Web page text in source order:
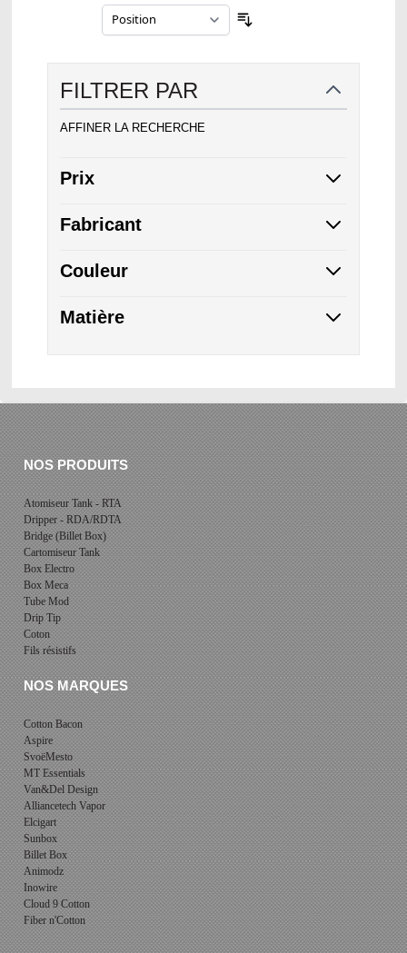
Trier par
FILTRER PAR
AFFINER LA RECHERCHE
Prix
Fabricant
Couleur
Matière
NOS PRODUITS
Atomiseur Tank - RTA
Dripper - RDA/RDTA
Bridge (Billet Box)
Cartomiseur Tank
Box Electro
Box Meca
Tube Mod
Drip Tip
Coton
Fils résistifs
NOS MARQUES
Cotton Bacon
Aspire
SvoëMesto
MT Essentials
Van&Del Design
Alliancetech Vapor
Elcigart
Sunbox
Billet Box
Animodz
Inowire
Cloud 9 Cotton
Fiber n'Cotton